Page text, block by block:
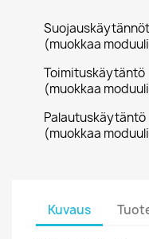
Suojauskäytännöt
(muokkaa
Toimituskäytäntö
(muokkaa
Palautuskäytäntö
(muokkaa
Kuvaus